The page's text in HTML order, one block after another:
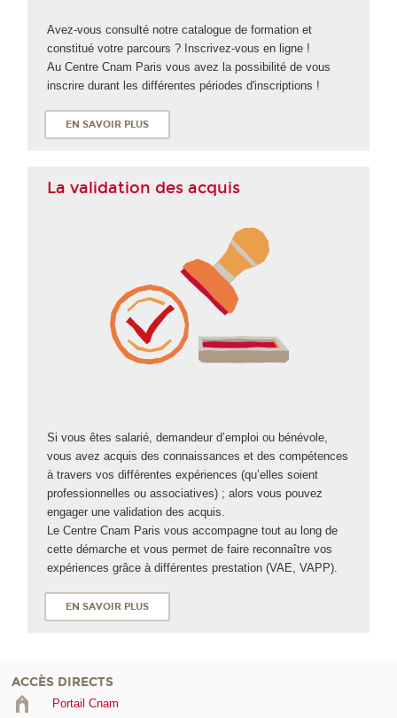
Avez-vous consulté notre catalogue de formation et
constitué votre parcours ? Inscrivez-vous en ligne !
Au Centre Cnam Paris vous avez la possibilité de vous
inscrire durant les différentes périodes d'inscriptions !
EN SAVOIR PLUS
La validation des acquis
Si vous êtes salarié, demandeur d’emploi ou bénévole,
vous avez acquis des connaissances et des compétences
à travers vos différentes expériences (qu’elles soient
professionnelles ou associatives) ; alors vous pouvez
engager une validation des acquis.
Le Centre Cnam Paris vous accompagne tout au long de
cette démarche et vous permet de faire reconnaître vos
expériences grâce à différentes prestation (VAE , VAPP).
EN SAVOIR PLUS
ACCÈS DIRECTS
Portail Cnam